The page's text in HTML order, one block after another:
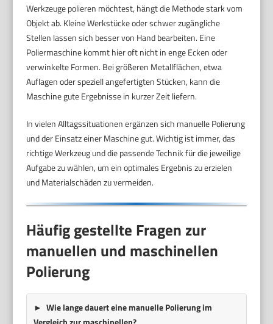
Werkzeuge polieren möchtest, hängt die Methode stark vom
Objekt ab. Kleine Werkstücke oder schwer zugängliche
Stellen lassen sich besser von Hand bearbeiten. Eine
Poliermaschine kommt hier oft nicht in enge Ecken oder
verwinkelte Formen. Bei größeren Metallflächen, etwa
Auflagen oder speziell angefertigten Stücken, kann die
Maschine gute Ergebnisse in kurzer Zeit liefern.
In vielen Alltagssituationen ergänzen sich manuelle Polierung
und der Einsatz einer Maschine gut. Wichtig ist immer, das
richtige Werkzeug und die passende Technik für die jeweilige
Aufgabe zu wählen, um ein optimales Ergebnis zu erzielen
und Materialschäden zu vermeiden.
Häufig gestellte Fragen zur
manuellen und maschinellen
Polierung
Wie lange dauert eine manuelle Polierung im